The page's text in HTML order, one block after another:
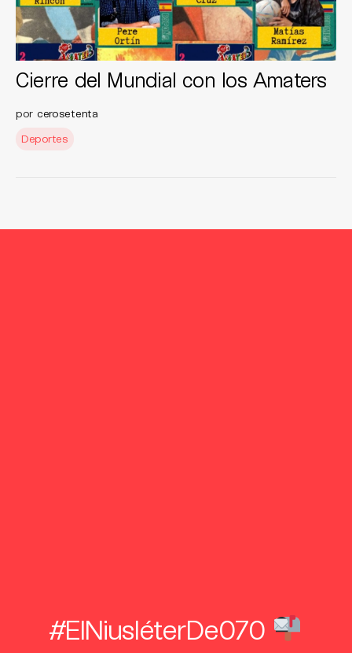
Cierre del Mundial con los Amaters
por cerosetenta
Deportes
#ElNiusléterDe070